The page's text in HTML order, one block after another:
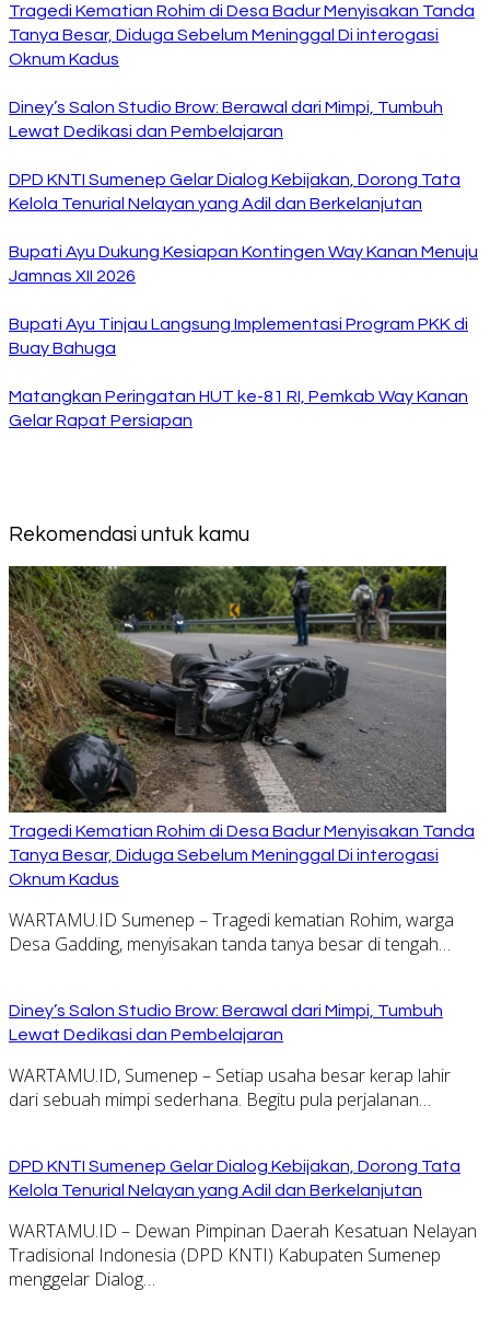
Tragedi Kematian Rohim di Desa Badur Menyisakan Tanda
Tanya Besar, Diduga Sebelum Meninggal Di interogasi
Oknum Kadus
Diney’s Salon Studio Brow: Berawal dari Mimpi, Tumbuh
Lewat Dedikasi dan Pembelajaran
DPD KNTI Sumenep Gelar Dialog Kebijakan, Dorong Tata
Kelola Tenurial Nelayan yang Adil dan Berkelanjutan
Bupati Ayu Dukung Kesiapan Kontingen Way Kanan Menuju
Jamnas XII 2026
Bupati Ayu Tinjau Langsung Implementasi Program PKK di
Buay Bahuga
Matangkan Peringatan HUT ke-81 RI, Pemkab Way Kanan
Gelar Rapat Persiapan
Rekomendasi untuk kamu
Tragedi Kematian Rohim di Desa Badur Menyisakan Tanda
Tanya Besar, Diduga Sebelum Meninggal Di interogasi
Oknum Kadus
WARTAMU.ID Sumenep – Tragedi kematian Rohim, warga
Desa Gadding, menyisakan tanda tanya besar di tengah…
Diney’s Salon Studio Brow: Berawal dari Mimpi, Tumbuh
Lewat Dedikasi dan Pembelajaran
WARTAMU.ID, Sumenep – Setiap usaha besar kerap lahir
dari sebuah mimpi sederhana. Begitu pula perjalanan…
DPD KNTI Sumenep Gelar Dialog Kebijakan, Dorong Tata
Kelola Tenurial Nelayan yang Adil dan Berkelanjutan
WARTAMU.ID – Dewan Pimpinan Daerah Kesatuan Nelayan
Tradisional Indonesia (DPD KNTI) Kabupaten Sumenep
menggelar Dialog…